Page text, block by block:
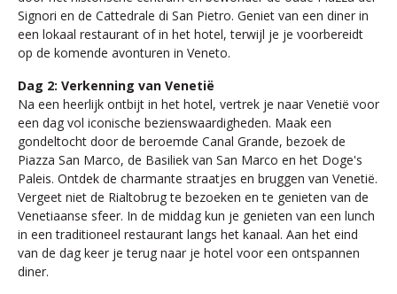
Signori en de Cattedrale di San Pietro. Geniet van een diner in
een lokaal restaurant of in het hotel, terwijl je je voorbereidt
op de komende avonturen in Veneto.
Dag 2: Verkenning van Venetië
Na een heerlijk ontbijt in het hotel, vertrek je naar Venetië voor
een dag vol iconische bezienswaardigheden. Maak een
gondeltocht door de beroemde Canal Grande, bezoek de
Piazza San Marco, de Basiliek van San Marco en het Doge's
Paleis. Ontdek de charmante straatjes en bruggen van Venetië.
Vergeet niet de Rialtobrug te bezoeken en te genieten van de
Venetiaanse sfeer. In de middag kun je genieten van een lunch
in een traditioneel restaurant langs het kanaal. Aan het eind
van de dag keer je terug naar je hotel voor een ontspannen
diner.